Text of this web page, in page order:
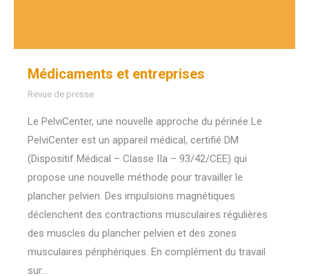
Médicaments et entreprises
Revue de presse
Le PelviCenter, une nouvelle approche du périnée Le
PelviCenter est un appareil médical, certifié DM
(Dispositif Médical – Classe IIa – 93/42/CEE) qui
propose une nouvelle méthode pour travailler le
plancher pelvien. Des impulsions magnétiques
déclenchent des contractions musculaires régulières
des muscles du plancher pelvien et des zones
musculaires périphériques. En complément du travail
sur…